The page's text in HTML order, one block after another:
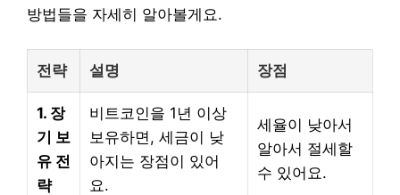
방법들을 자세히 알아볼게요.
전략 설명 장점
1. 장
기 보
유 전
략
비트코인을 1년 이상
보유하면, 세금이 낮
아지는 장점이 있어
요.
세율이 낮아서
알아서 절세할
수 있어요.